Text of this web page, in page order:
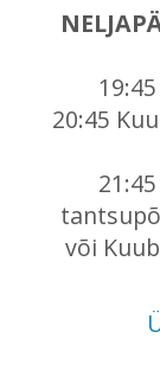
20:45
või